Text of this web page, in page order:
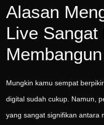
Alasan
Live Sangat
Mungkin kamu sempat
digital sudah cukup. Namun,
yang sangat signifikan antara